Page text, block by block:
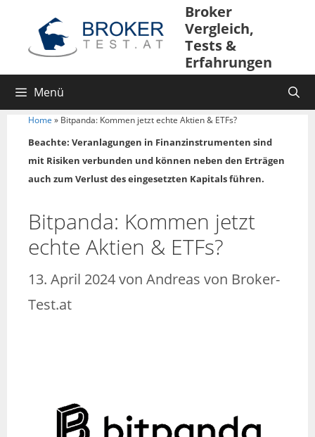
Broker
Vergleich,
Tests &
Erfahrungen
Menü
Home » Bitpanda: Kommen jetzt echte Aktien & ETFs?
Beachte: Veranlagungen in Finanzinstrumenten sind
mit Risiken verbunden und können neben den Erträgen
auch zum Verlust des eingesetzten Kapitals führen.
Bitpanda: Kommen jetzt
echte Aktien & ETFs?
13. April 2024von Andreas von Broker-
Test.at